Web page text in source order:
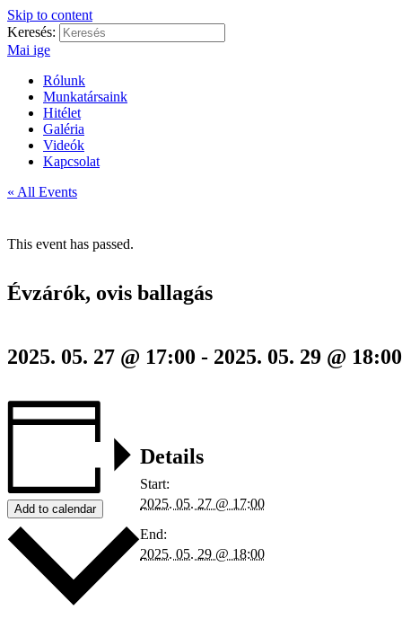
Skip to content
Keresés:
Mai ige
Rólunk
Munkatársaink
Hitélet
Galéria
Videók
Kapcsolat
« All Events
This event has passed.
Évzárók, ovis ballagás
2025. 05. 27 @ 17:00 - 2025. 05. 29 @ 18:00
Add to calendar
Details
Start:
2025. 05. 27 @ 17:00
End:
2025. 05. 29 @ 18:00